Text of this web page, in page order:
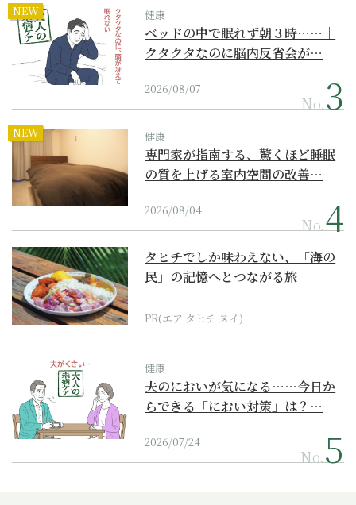
NEW 健康
ベッドの中で眠れず朝３時……｜
クタクタなのに脳内反省会が…
2026/08/07
No.
NEW 健康
専門家が指南する、驚くほど睡眠
の質を上げる室内空間の改善…
2026/08/04
No.
タヒチでしか味わえない、「海の
民」の記憶へとつながる旅
PR(エア タヒチ ヌイ)
健康
夫のにおいが気になる……今日か
らできる「におい対策」は？…
2026/07/24
No.